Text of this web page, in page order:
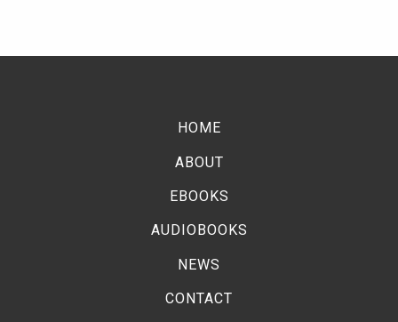
HOME
ABOUT
EBOOKS
AUDIOBOOKS
NEWS
CONTACT